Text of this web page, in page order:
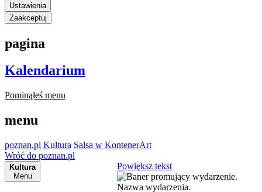
Ustawienia
Zaakceptuj
pagina
Kalendarium
Pominąłeś menu
menu
poznan.pl Kultura Salsa w KontenerArt
Wróć do poznan.pl
Kultura
Menu
Powiększ tekst